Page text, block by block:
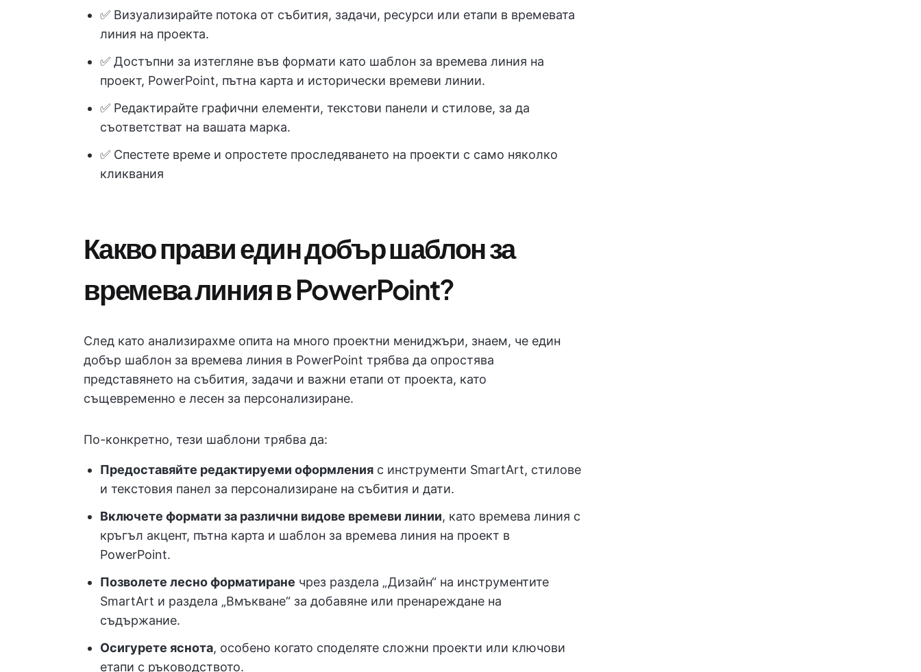
✅ Визуализирайте потока от събития, задачи, ресурси или етапи в времевата
линия на проекта.
✅ Достъпни за изтегляне във формати като шаблон за времева линия на
проект, PowerPoint, пътна карта и исторически времеви линии.
✅ Редактирайте графични елементи, текстови панели и стилове, за да
съответстват на вашата марка.
✅ Спестете време и опростете проследяването на проекти с само няколко
кликвания
Какво прави един добър шаблон за
времева линия в PowerPoint?
След като анализирахме опита на много проектни мениджъри, знаем, че един
добър шаблон за времева линия в PowerPoint трябва да опростява
представянето на събития, задачи и важни етапи от проекта, като
същевременно е лесен за персонализиране.
По-конкретно, тези шаблони трябва да:
Предоставяйте редактируеми оформления с инструменти SmartArt, стилове
и текстовия панел за персонализиране на събития и дати.
Включете формати за различни видове времеви линии, като времева линия с
кръгъл акцент, пътна карта и шаблон за времева линия на проект в
PowerPoint.
Позволете лесно форматиране чрез раздела „Дизайн“ на инструментите
SmartArt и раздела „Вмъкване“ за добавяне или пренареждане на
съдържание.
Осигурете яснота, особено когато споделяте сложни проекти или ключови
етапи с ръководството.